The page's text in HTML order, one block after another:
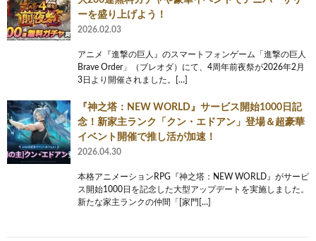
ーを盛り上げよう！
2026.02.03
アニメ『進撃の巨人』のスマートフォンゲーム「進撃の巨人
Brave Order」（ブレオダ）にて、4周年前夜祭が2026年2月
3日より開催されました。[…]
『神之塔：NEW WORLD』サービス開始1000日記
念！新家主ランク「クン・エドアン」登場＆超豪華
イベント開催で推し活が加速！
2026.04.30
本格アニメーションRPG『神之塔：NEW WORLD』がサービ
ス開始1000日を記念した大型アップデートを実施しました。
新たな家主ランクの仲間「[家門[…]